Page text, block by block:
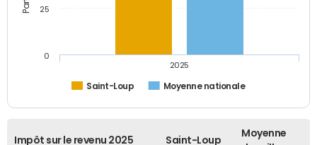
Saint-Loup Moyenne nationale
2025
0
25
Impôt sur le revenu 2025 Saint-Loup
Moyenne